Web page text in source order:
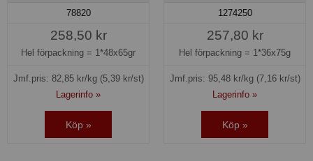
78820
258,50 kr
Hel förpackning = 1*48x65gr
Jmf.pris: 82,85kr/kg (5,39 kr/st)
Lagerinfo »
Köp »
1274250
257,80 kr
Hel förpackning = 1*36x75g
Jmf.pris: 95,48kr/kg (7,16 kr/st)
Lagerinfo »
Köp »